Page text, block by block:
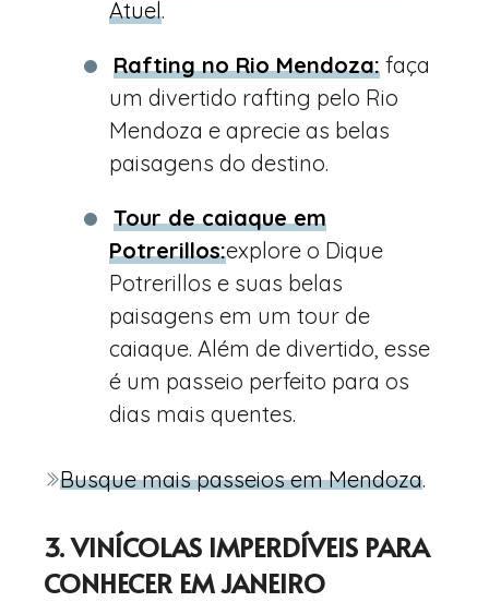
Atuel.
Rafting no Rio Mendoza: faça
um divertido rafting pelo Rio
Mendoza e aprecie as belas
paisagens do destino.
Tour de caiaque em
Potrerillos:explore o Dique
Potrerillos e suas belas
paisagens em um tour de
caiaque. Além de divertido, esse
é um passeio perfeito para os
dias mais quentes.
Busque mais passeios em Mendoza.
3. VINÍCOLAS IMPERDÍVEIS PARA
CONHECER EM JANEIRO